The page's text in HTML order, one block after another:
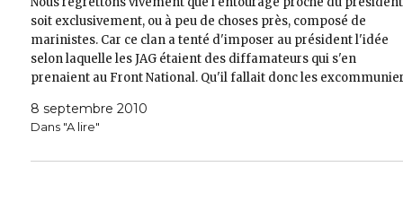
soit exclusivement, ou à peu de choses près, composé de
marinistes. Car ce clan a tenté d'imposer au président l'idée
selon laquelle les JAG étaient des diffamateurs qui s'en
prenaient au Front National. Qu'il fallait donc les
8 septembre 2010
Dans "A lire"